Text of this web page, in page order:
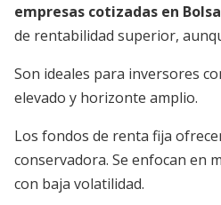
empresas cotizadas en Bolsa
de rentabilidad superior,
Son ideales para inversores
elevado y horizonte amplio.
Los fondos de renta fija
conservadora. Se enfocan en
con baja volatilidad.